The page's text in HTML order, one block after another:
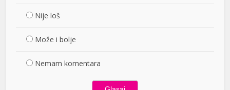
Nije loš
Može i bolje
Nemam komentara